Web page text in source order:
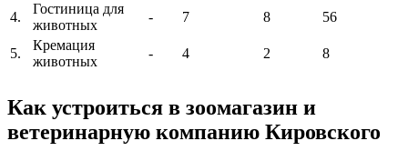
4.
Гостиница для
животных
- 7 8 56
5.
Кремация
животных
- 4 2 8
Как устроиться в зоомагазин и
ветеринарную компанию Кировского